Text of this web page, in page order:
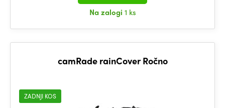
Na zalogi 1 ks
camRade rainCover Ročno
ZADNJI KOS